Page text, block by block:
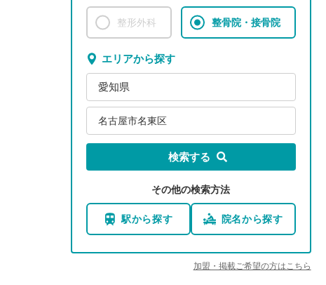
整形外科 整骨院・接骨院
エリアから探す
愛知県
名古屋市名東区
検索する
その他の検索方法
駅から探す 院名から探す
加盟・掲載ご希望の方はこちら